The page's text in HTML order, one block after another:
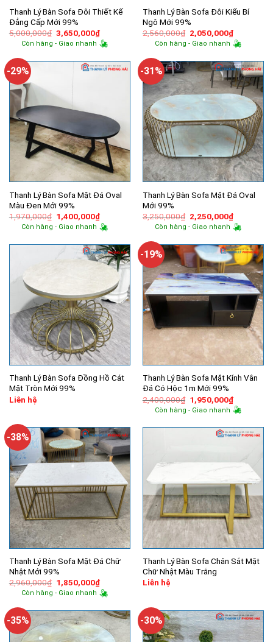
Thanh Lý Bàn Sofa Đôi Thiết Kế
Đẳng Cấp Mới 99%
5,000,000₫ Giá
gốc
là:
3,650,000₫Giá
hiện
tại
3,650,000₫.
Còn hàng - Giao nhanh
Thanh Lý Bàn Sofa Đôi Kiểu Bí
Ngô Mới 99%
2,560,000₫ Giá
gốc
là:
2,050,000₫Giá
hiện
tại
Còn hàng - Giao nhanh
-29%
Thanh Lý Bàn Sofa Mặt Đá Oval
Màu Đen Mới 99%
1,970,000₫ Giá
gốc
là:
1,400,000₫Giá
hiện
tại
1,400,000₫.
Còn hàng - Giao nhanh
-31%
Thanh Lý Bàn Sofa Mặt Đá Oval
Mới 99%
3,250,000₫ Giá
gốc
là:
2,250,000₫Giá
hiện
tại
Còn hàng - Giao nhanh
Thanh Lý Bàn Sofa Đồng Hồ Cát
Mặt Tròn Mới 99%
Liên hệ
-19%
Thanh Lý Bàn Sofa Mặt Kính Vân
Đá Có Hộc 1m Mới 99%
2,400,000₫ Giá
gốc
là:
1,950,000₫Giá
hiện
tại
Còn hàng - Giao nhanh
-38%
Thanh Lý Bàn Sofa Mặt Đá Chữ
Nhật Mới 99%
2,960,000₫ Giá
gốc
là:
1,850,000₫Giá
hiện
tại
1,850,000₫.
Còn hàng - Giao nhanh
Thanh Lý Bàn Sofa Chân Sắt Mặt
Chữ Nhật Màu Trắng
Liên hệ
-35% -30%